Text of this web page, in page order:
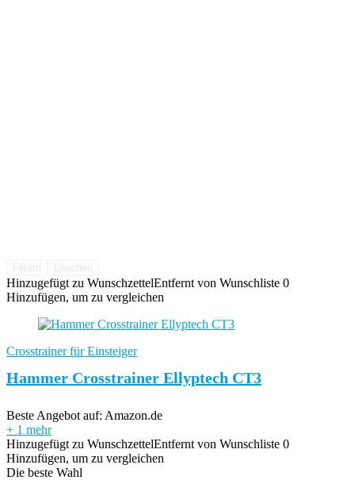
Hinzugefügt zu WunschzettelEntfernt von Wunschliste 0
Hinzufügen, um zu vergleichen
Crosstrainer für Einsteiger
Hammer Crosstrainer Ellyptech CT3
Beste Angebot auf: Amazon.de
+ 1 mehr
Hinzugefügt zu WunschzettelEntfernt von Wunschliste 0
Hinzufügen, um zu vergleichen
Die beste Wahl